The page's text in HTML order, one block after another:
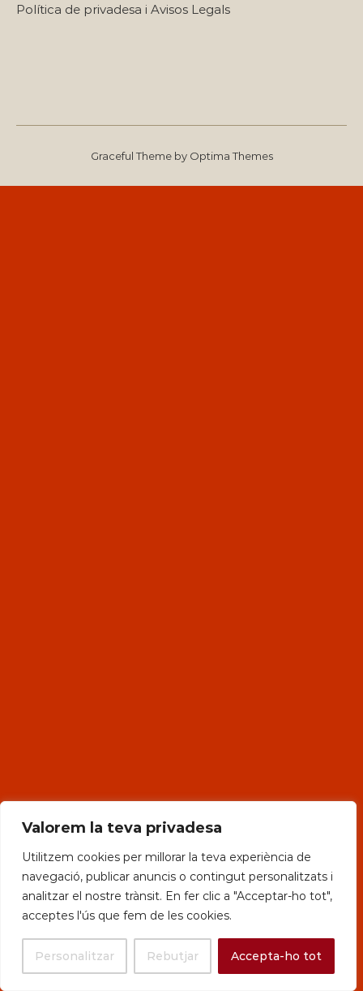
Valorem la teva privadesa
Utilitzem cookies per millorar la teva experiència de
navegació, publicar anuncis o contingut personalitzats i
analitzar el nostre trànsit. En fer clic a "Acceptar-ho tot",
acceptes l'ús que fem de les cookies.
Personalitzar Rebutjar Accepta-ho tot
Política de privadesa i Avisos Legals
Graceful Theme by Optima Themes